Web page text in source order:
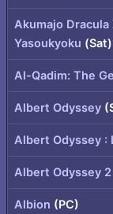
Akumajo Dracula
Yasoukyoku (Sat)
Al-Qadim: The
Albert Odyssey
Albert Odyssey :
Albert Odyssey 2
Albion (PC)